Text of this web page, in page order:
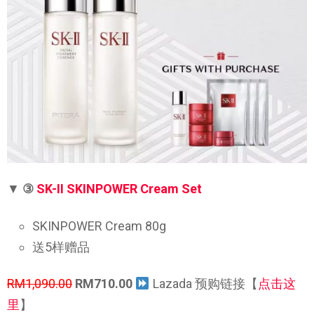
▼ ③ SK-II SKINPOWER Cream Set
SKINPOWER Cream 80g
送5样赠品
RM1,090.00 RM710.00 Lazada 预购链接【 点击这
里 】